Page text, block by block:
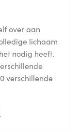
over aan
lichaam
nodig heeft.
verschillende